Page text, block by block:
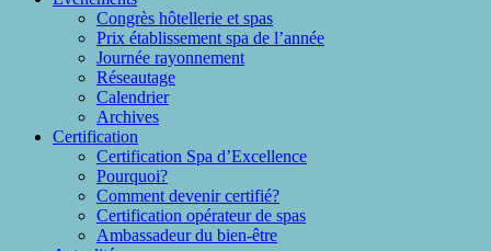
Congrès hôtellerie et spas
Prix établissement spa de l’année
Journée rayonnement
Réseautage
Calendrier
Archives
Certification
Certification Spa d’Excellence
Pourquoi?
Comment devenir certifié?
Certification opérateur de spas
Ambassadeur du bien-être